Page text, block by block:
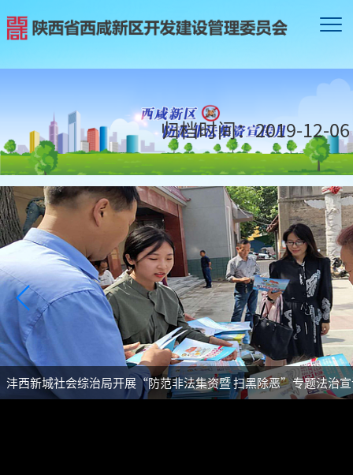
沣西新城社会综治局开展“防范非法集资暨 扫黑除恶”专题法治
归档时间：2019-12-06